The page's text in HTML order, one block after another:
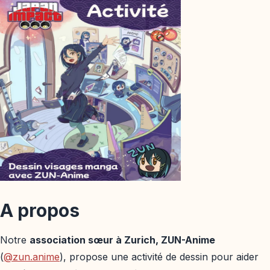
A propos
Notre association sœur à Zurich, ZUN-Anime
(@zun.anime), propose une activité de dessin pour aider